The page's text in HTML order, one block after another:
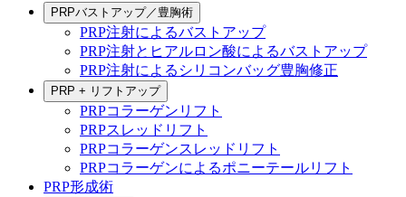
PRPバストアップ／豊胸術
PRP注射によるバストアップ
PRP注射とヒアルロン酸によるバストアップ
PRP注射によるシリコンバッグ豊胸修正
PRP + リフトアップ
PRPコラーゲンリフト
PRPスレッドリフト
PRPコラーゲンスレッドリフト
PRPコラーゲンによるポニーテールリフト
PRP形成術